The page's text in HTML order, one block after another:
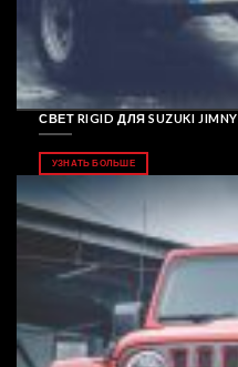
СВЕТ RIGID ДЛЯ SUZUKI JIMNY
УЗНАТЬ БОЛЬШЕ